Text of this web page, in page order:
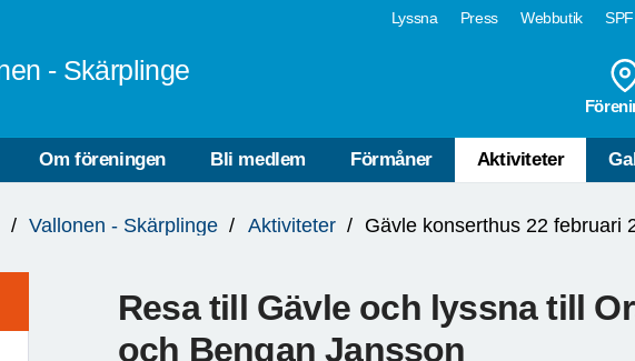
Lyssna Press Webbutik
- Skärplinge
Om föreningen Bli medlem Förmåner Aktiviteter
Vallonen - Skärplinge Aktiviteter Gävle konserthus 22 februari
Resa till Gävle och lyssna till
och Bengan Jansson